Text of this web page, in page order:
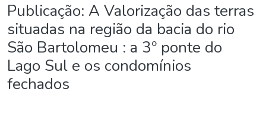
Publicação: A Valorização das terras
situadas na região da bacia do rio
São Bartolomeu : a 3º ponte do
Lago Sul e os condomínios
fechados